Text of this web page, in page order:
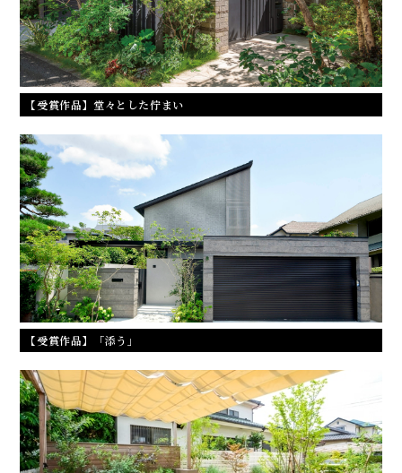
【受賞作品】堂々とした佇まい
【受賞作品】「添う」